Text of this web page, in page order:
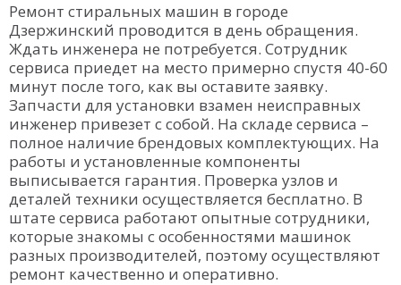
Ремонт стиральных машин в городе
Дзержинский проводится в день обращения.
Ждать инженера не потребуется. Сотрудник
сервиса приедет на место примерно спустя 40-60
минут после того, как вы оставите заявку.
Запчасти для установки взамен неисправных
инженер привезет с собой. На складе сервиса –
полное наличие брендовых комплектующих. На
работы и установленные компоненты
выписывается гарантия. Проверка узлов и
деталей техники осуществляется бесплатно. В
штате сервиса работают опытные сотрудники,
которые знакомы с особенностями машинок
разных производителей, поэтому осуществляют
ремонт качественно и оперативно.